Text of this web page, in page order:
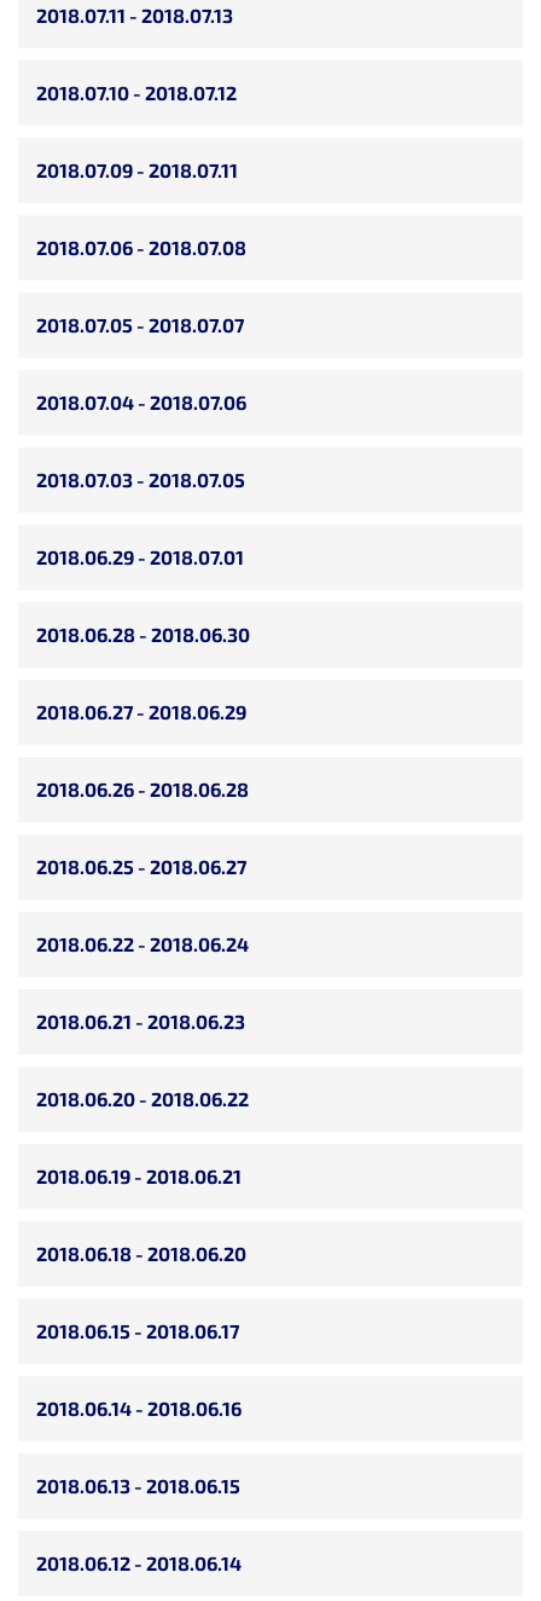
2018.06.12 - 2018.06.14
2018.06.13 - 2018.06.15
2018.06.14 - 2018.06.16
2018.06.15 - 2018.06.17
2018.06.18 - 2018.06.20
2018.06.19 - 2018.06.21
2018.06.20 - 2018.06.22
2018.06.21 - 2018.06.23
2018.06.22 - 2018.06.24
2018.06.25 - 2018.06.27
2018.06.26 - 2018.06.28
2018.06.27 - 2018.06.29
2018.06.28 - 2018.06.30
2018.06.29 - 2018.07.01
2018.07.03 - 2018.07.05
2018.07.04 - 2018.07.06
2018.07.05 - 2018.07.07
2018.07.06 - 2018.07.08
2018.07.09 - 2018.07.11
2018.07.10 - 2018.07.12
2018.07.11 - 2018.07.13